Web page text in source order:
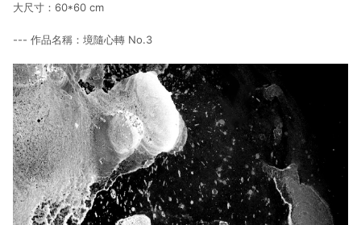
大尺寸：60*60 cm
--- 作品名稱：境隨心轉 No.3